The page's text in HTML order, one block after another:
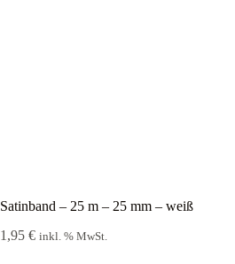
Satinband – 25 m – 25 mm – weiß
1,95 € inkl. % MwSt.